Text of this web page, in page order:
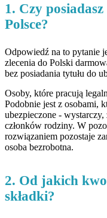
1. Czy
Polsce?
Odpowiedź na to pytanie
zlecenia do Polski
bez posiadania tytułu do
Osoby, które pracują
Podobnie jest z osobami,
ubezpieczone - wystarczy,
członków rodziny. W
rozwiązaniem pozostaje
osoba bezrobotna.
2. Od jakich
składki?